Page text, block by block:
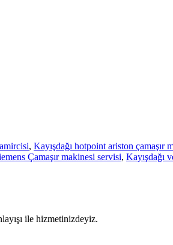
, Kayışdağı hotpoint ariston çamaşır
Çamaşır makinesi servisi, Kayışdağı
ile hizmetinizdeyiz.